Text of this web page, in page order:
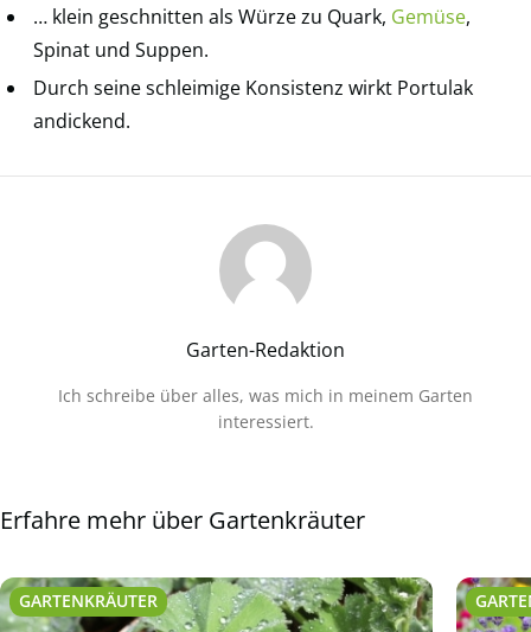
… klein geschnitten als Würze zu Quark, Gemüse,
Spinat und Suppen.
Durch seine schleimige Konsistenz wirkt Portulak
andickend.
Garten-Redaktion
Ich schreibe über alles, was mich in meinem Garten
interessiert.
Erfahre mehr über Gartenkräuter
GARTENKRÄUTER